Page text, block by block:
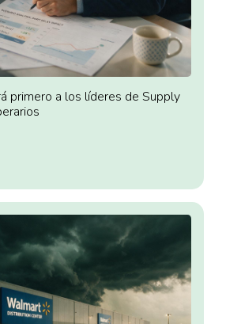
primero a los líderes de Supply